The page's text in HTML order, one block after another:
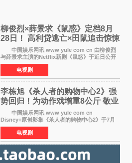
柳俊烈×薛景求《鼠惑》定档8月
28日！ 高利贷逃亡×田鼠追击惊悚
来袭
中国娱乐网讯 www yule com cn 由柳俊烈
与薛景求主演的Netflix新剧《鼠惑》于近日公开
主海报，正式定档8月28日上线。 海报中，柳
俊烈与薛景求背对背站立，各自朝向相反方向，
幽暗的色调与
电视剧
李栋旭《杀人者的购物中心2》强
势回归！为动作戏增重8公斤 敬业
获赞
中国娱乐网讯 www yule com cn
Disney+原创影集《杀人者的购物中心2》于7月
22日正式上线，由男神李栋旭主演的郑进湾以2 0
完全体强势回归。该剧第一季曾被《纽约时报》
评选为全球最佳影集之一
电视剧